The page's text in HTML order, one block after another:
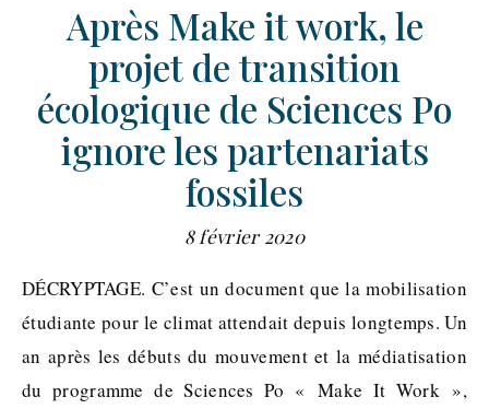
Après Make it work, le
projet de transition
écologique de Sciences Po
ignore les partenariats
fossiles
8 février 2020
DÉCRYPTAGE. C’est un document que la mobilisation
étudiante pour le climat attendait depuis longtemps. Un
an après les débuts du mouvement et la médiatisation
du programme de Sciences Po « Make It Work »,